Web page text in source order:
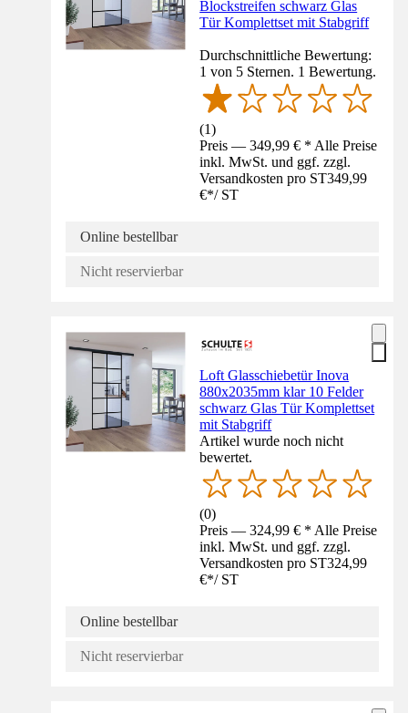
Blockstreifen schwarz Glas
Tür Komplettset mit Stabgriff
Durchschnittliche Bewertung:
1 von 5 Sternen. 1 Bewertung.
(1)
Preis — 349,99 € * Alle Preise
inkl. MwSt. und ggf. zzgl.
Versandkosten pro ST349,99
€*/ ST
Online bestellbar
Nicht reservierbar
Loft Glasschiebetür Inova
880x2035mm klar 10 Felder
schwarz Glas Tür Komplettset
mit Stabgriff
Artikel wurde noch nicht
bewertet.
(0)
Preis — 324,99 € * Alle Preise
inkl. MwSt. und ggf. zzgl.
Versandkosten pro ST324,99
€*/ ST
Online bestellbar
Nicht reservierbar